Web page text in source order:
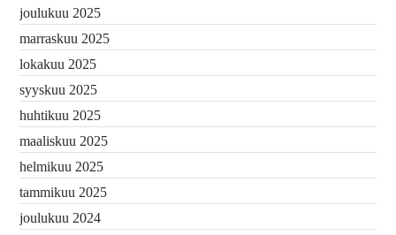
joulukuu 2025
marraskuu 2025
lokakuu 2025
syyskuu 2025
huhtikuu 2025
maaliskuu 2025
helmikuu 2025
tammikuu 2025
joulukuu 2024